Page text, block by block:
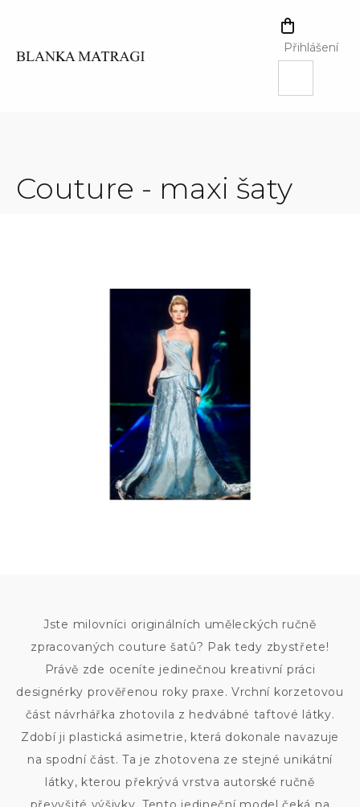
NÁKUPNÍ
KOŠÍK
Přihlášení
Couture - maxi šaty
Jste milovníci originálních uměleckých ručně
zpracovaných couture šatů? Pak tedy zbystřete!
Právě zde oceníte jedinečnou kreativní práci
designérky prověřenou roky praxe. Vrchní korzetovou
část návrhářka zhotovila z hedvábné taftové látky.
Zdobí ji plastická asimetrie, která dokonale navazuje
na spodní část. Ta je zhotovena ze stejné unikátní
látky, kterou překrývá vrstva autorské ručně